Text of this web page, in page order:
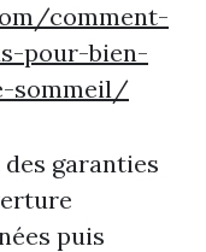
comment-
pour-bien-
sommeil/
garanties
puis